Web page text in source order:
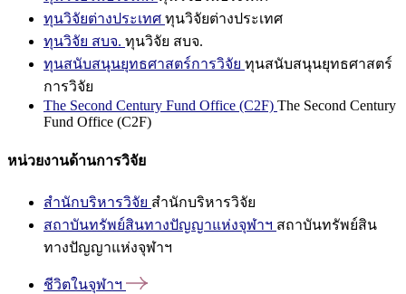
ทุนวิจัยต่างประเทศ ทุนวิจัยต่างประเทศ
ทุนวิจัย สบจ. ทุนวิจัย สบจ.
ทุนสนับสนุนยุทธศาสตร์การวิจัย ทุนสนับสนุนยุทธศาสตร์
การวิจัย
The Second Century Fund Office (C2F) The Second Century
Fund Office (C2F)
หน่วยงานด้านการวิจัย
สำนักบริหารวิจัย สำนักบริหารวิจัย
สถาบันทรัพย์สินทางปัญญาแห่งจุฬาฯ สถาบันทรัพย์สิน
ทางปัญญาแห่งจุฬาฯ
ชีวิตในจุฬาฯ